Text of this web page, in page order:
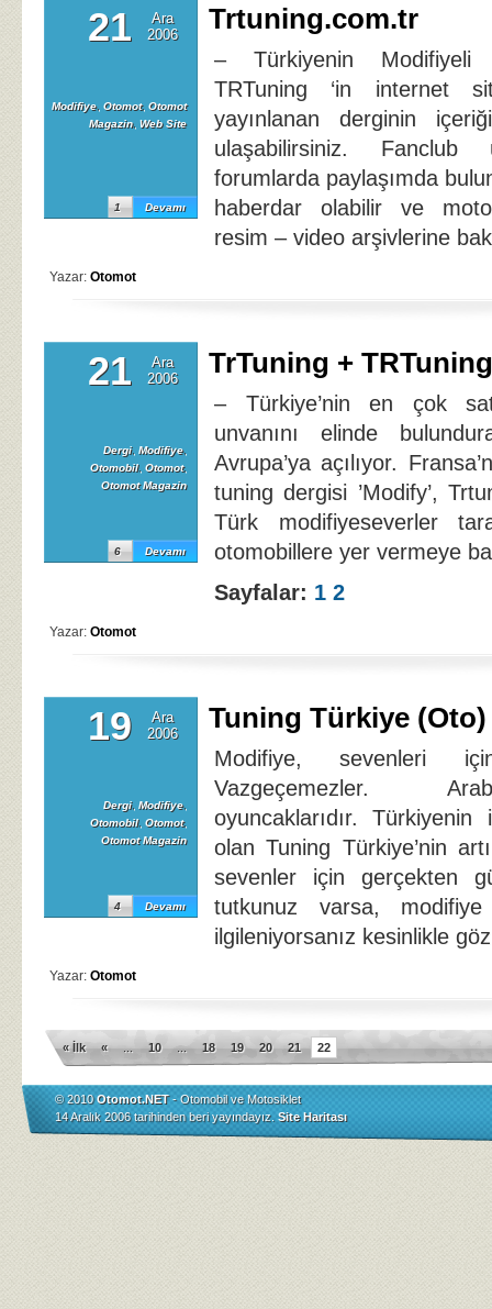
21
Ara
2006
Modifiye, Otomot, Otomot
Magazin, Web Site
Devamı
1
Trtuning.com.tr
– Türkiyenin Modifiyeli
TRTuning ‘in internet
yayınlanan derginin
ulaşabilirsiniz. Fanclub
forumlarda paylaşımda
haberdar olabilir ve
resim – video arşivlerine
Yazar: Otomot
21
Ara
2006
Dergi, Modifiye,
Otomobil, Otomot,
Otomot Magazin
Devamı
6
TrTuning +
– Türkiye’nin en çok
unvanını elinde
Avrupa’ya açılıyor.
tuning dergisi ’Modify’,
Türk modifiyeseverler
otomobillere yer vermeye
Sayfalar: 1 2
Yazar: Otomot
19
Ara
2006
Dergi, Modifiye,
Otomobil, Otomot,
Otomot Magazin
Devamı
4
Tuning Türkiye (Oto)
Modifiye, sevenleri
Vazgeçemezler.
oyuncaklarıdır.
olan Tuning Türkiye’nin
sevenler için gerçekten
tutkunuz varsa,
ilgileniyorsanız kesinlikle göz
Yazar: Otomot
« İlk « ... 10 ... 18 19 20 21 22
© 2010Otomot.NET- Otomobil ve Motosiklet
14 Aralık 2006 tarihinden beri yayındayız. Site Haritası